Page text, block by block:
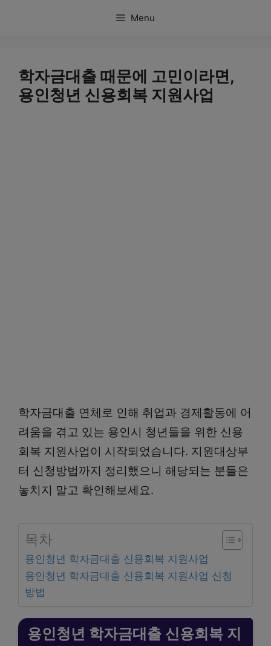
Menu
학자금대출 때문에 고민이라면,
용인청년 신용회복 지원사업
학자금대출 연체로 인해 취업과 경제활동에 어
려움을 겪고 있는 용인시 청년들을 위한 신용
회복 지원사업이 시작되었습니다. 지원대상부
터 신청방법까지 정리했으니 해당되는 분들은
놓치지 말고 확인해보세요.
목차
용인청년 학자금대출 신용회복 지원사업
용인청년 학자금대출 신용회복 지원사업 신청
방법
용인청년 학자금대출 신용회복 지